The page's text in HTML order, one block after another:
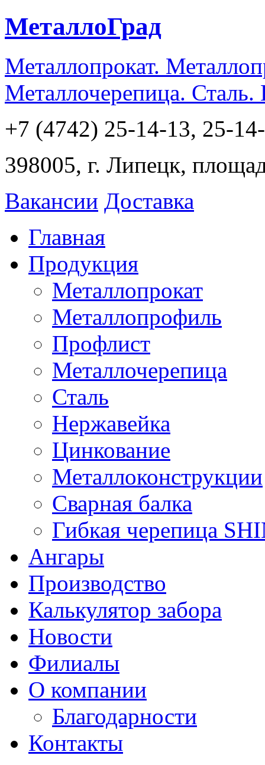
МеталлоГрад
Металлопрокат.
Металлочерепица.
+7 (4742) 25-14-13, 25-
398005, г. Липецк,
Вакансии Доставка
Главная
Продукция
Металлопрокат
Металлопрофиль
Профлист
Металлочерепица
Сталь
Нержавейка
Цинкование
Металлоконструкции
Сварная балка
Гибкая черепица
Ангары
Производство
Калькулятор забора
Новости
Филиалы
О компании
Благодарности
Контакты